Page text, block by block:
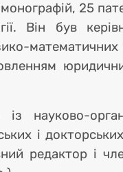
25
Він був
науково-
і
редактор і